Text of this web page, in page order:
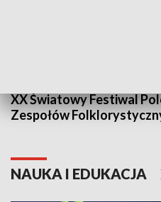
XX Światowy Festiwal
Zespołów
NAUKA I EDUKACJA